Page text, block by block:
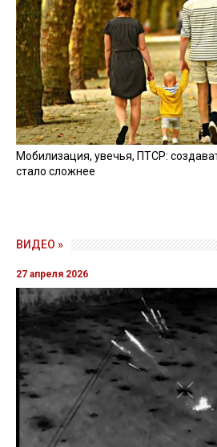
Мобилизация, увечья, ПТСР:
стало сложнее
ВИДЕО »
27 апреля 2026